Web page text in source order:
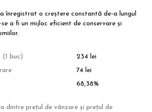
înregistrat o creștere constantă de-a lungul
a fi un mijloc eficient de conservare și
(1 buc)
234 lei
74 lei
68,38%
dintre prețul de vânzare și prețul de